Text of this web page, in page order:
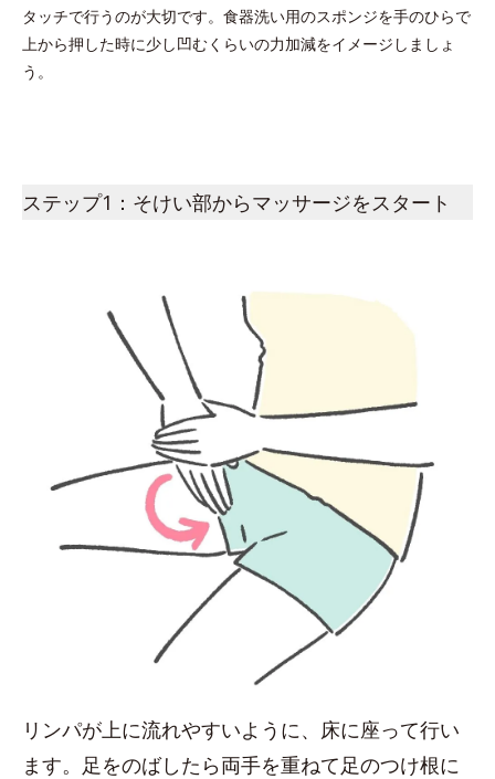
タッチで行うのが大切です。食器洗い用のスポンジを手のひらで
上から押した時に少し凹むくらいの力加減をイメージしましょ
う。
ステップ1：そけい部からマッサージをスタート
リンパが上に流れやすいように、床に座って行い
ます。足をのばしたら両手を重ねて足のつけ根に